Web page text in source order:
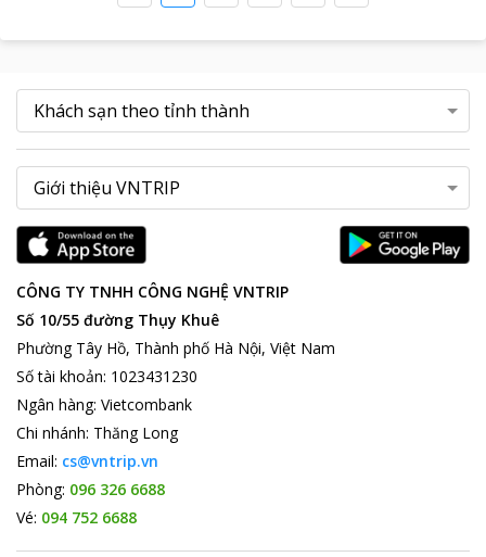
CÔNG TY TNHH CÔNG NGHỆ VNTRIP
Số 10/55 đường Thụy Khuê
Phường Tây Hồ, Thành phố Hà Nội, Việt Nam
Số tài khoản: 1023431230
Ngân hàng: Vietcombank
Chi nhánh: Thăng Long
Email: cs@vntrip.vn
Phòng: 096 326 6688
Vé: 094 752 6688